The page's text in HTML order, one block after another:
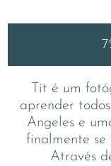
Tit é um
aprender
Angeles e
finalmente se
Através